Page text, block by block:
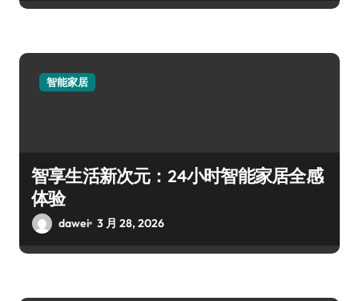
智能家居
智享生活新次元：24小时智能家居全感
体验
dawei 3 月 28, 2026